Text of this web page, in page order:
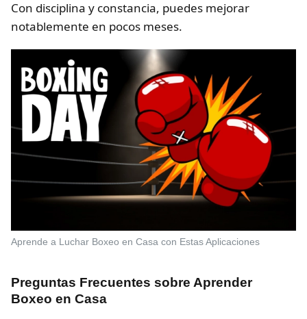
Con disciplina y constancia, puedes mejorar
notablemente en pocos meses.
Aprende a Luchar Boxeo en Casa con Estas Aplicaciones
Preguntas Frecuentes sobre Aprender
Boxeo en Casa